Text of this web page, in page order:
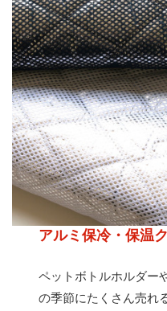
アルミ保冷・保温
ペットボトルホルダー
の季節にたくさん売れ